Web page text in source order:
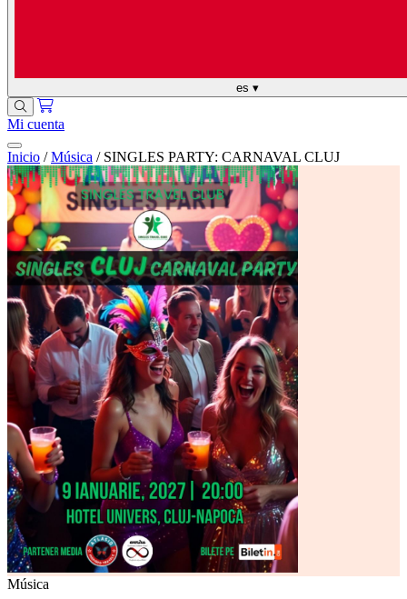
es ▾
Mi cuenta
Inicio / Música / SINGLES PARTY: CARNAVAL CLUJ
Música